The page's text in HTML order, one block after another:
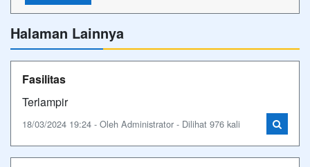
Halaman Lainnya
Fasilitas
Terlampir
18/03/2024 19:24 - Oleh Administrator - Dilihat 976 kali